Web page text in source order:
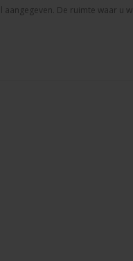
De ruimte waar u